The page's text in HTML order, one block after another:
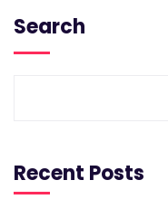
Search
Recent Posts